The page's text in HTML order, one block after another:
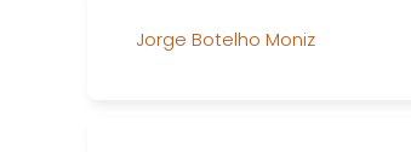
Jorge Botelho Moniz